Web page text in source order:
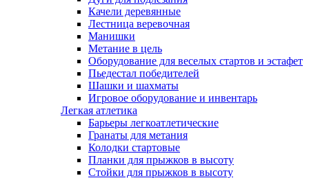
Качели деревянные
Лестница веревочная
Манишки
Метание в цель
Оборудование для веселых стартов и эстафет
Пьедестал победителей
Шашки и шахматы
Игровое оборудование и инвентарь
Легкая атлетика
Барьеры легкоатлетические
Гранаты для метания
Колодки стартовые
Планки для прыжков в высоту
Стойки для прыжков в высоту